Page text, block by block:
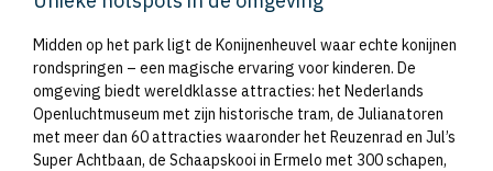
Midden op het park ligt de Konijnenheuvel waar echte konijnen
rondspringen – een magische ervaring voor kinderen. De
omgeving biedt wereldklasse attracties: het Nederlands
Openluchtmuseum met zijn historische tram, de Julianatoren
met meer dan 60 attracties waaronder het Reuzenrad en Jul’s
Super Achtbaan, de Schaapskooi in Ermelo met 300 schapen,